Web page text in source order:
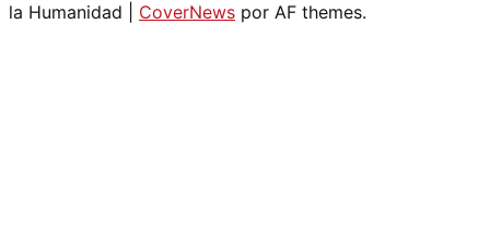
la Humanidad
CoverNews por AF themes.